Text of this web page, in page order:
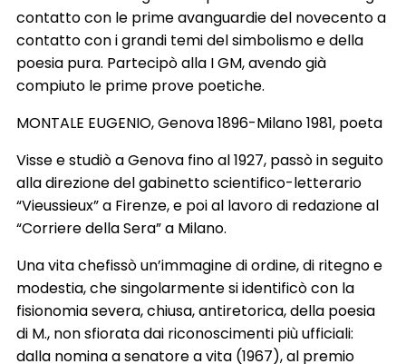
contatto con le prime avanguardie del novecento a
contatto con i grandi temi del simbolismo e della
poesia pura. Partecipò alla I GM, avendo già
compiuto le prime prove poetiche.
MONTALE EUGENIO, Genova 1896-Milano 1981, poeta
Visse e studiò a Genova fino al 1927, passò in seguito
alla direzione del gabinetto scientifico-letterario
“Vieussieux” a Firenze, e poi al lavoro di redazione al
“Corriere della Sera” a Milano.
Una vita chefissò un’immagine di ordine, di ritegno e
modestia, che singolarmente si identificò con la
fisionomia severa, chiusa, antiretorica, della poesia
di M., non sfiorata dai riconoscimenti più ufficiali:
dalla nomina a senatore a vita (1967), al premio